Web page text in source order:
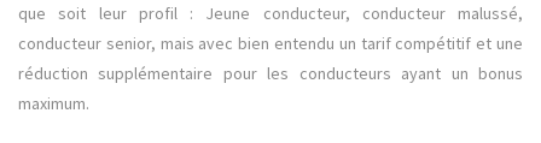
que soit leur profil : Jeune conducteur, conducteur malussé,
conducteur senior, mais avec bien entendu un tarif compétitif et une
réduction supplémentaire pour les conducteurs ayant un bonus
maximum.